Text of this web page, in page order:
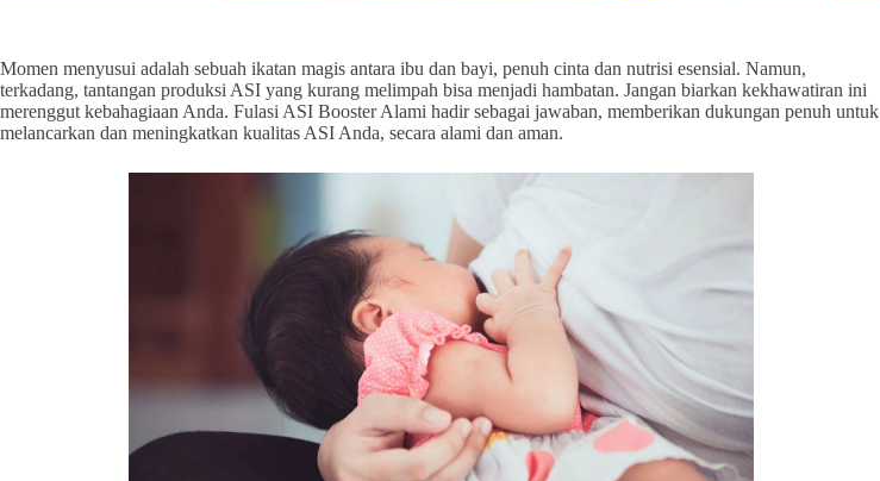
Momen menyusui adalah sebuah ikatan magis antara ibu dan bayi, penuh cinta dan nutrisi esensial. Namun,
terkadang, tantangan produksi ASI yang kurang melimpah bisa menjadi hambatan. Jangan biarkan kekhawatiran ini
merenggut kebahagiaan Anda. Fulasi ASI Booster Alami hadir sebagai jawaban, memberikan dukungan penuh untuk
melancarkan dan meningkatkan kualitas ASI Anda, secara alami dan aman.